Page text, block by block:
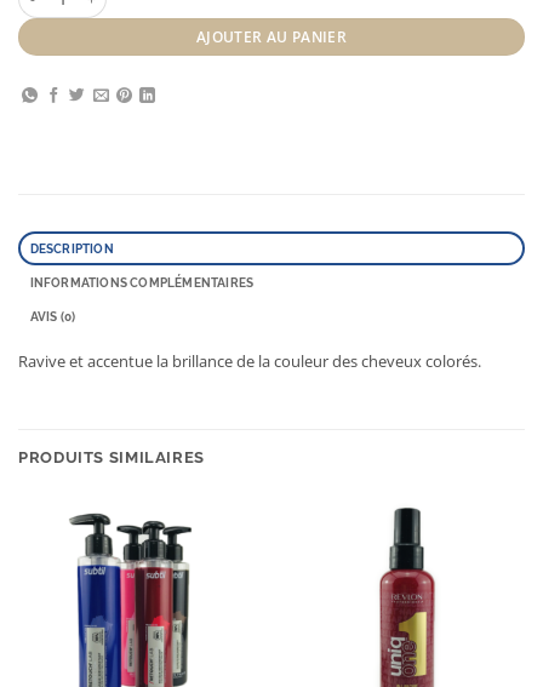
AJOUTER AU PANIER
DESCRIPTION
INFORMATIONS COMPLÉMENTAIRES
AVIS (0)
Ravive et accentue la brillance de la couleur des cheveux colorés.
PRODUITS SIMILAIRES